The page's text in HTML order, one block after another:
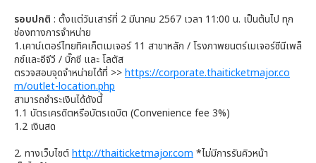
รอบปกติ : ตั้งแต่วันเสาร์ที่ 2 มีนาคม 2567 เวลา 11:00 น. เป็นต้นไป ทุก
ช่องทางการจำหน่าย
1.เคาน์เตอร์ไทยทิคเก็ตเมเจอร์ 11 สาขาหลัก / โรงภาพยนตร์เมเจอร์ซีนีเพล็
กซ์และอีจีวี / บิ๊กซี และ โลตัส
ตรวจสอบจุดจำหน่ายได้ที่ >>https://corporate.thaiticketmajor.co
m/outlet-location.php
สามารถชำระเงินได้ดังนี้
1.1 บัตรเครดิตหรือบัตรเดบิต (Convenience fee 3%)
1.2 เงินสด
2. ทางเว็บไซต์http://thaiticketmajor.com *ไม่มีการรันคิวหน้า